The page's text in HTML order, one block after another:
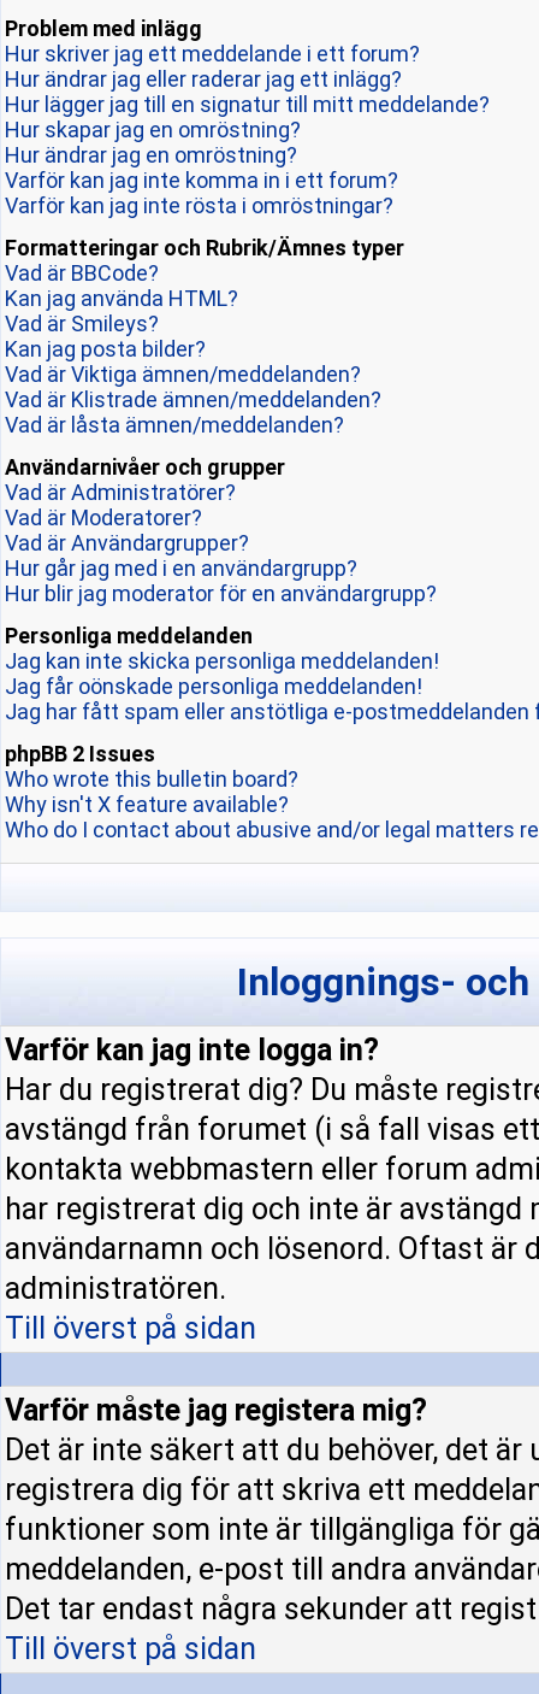
Problem med inlägg
Hur skriver jag ett meddelande i ett forum?
Hur ändrar jag eller raderar jag ett inlägg?
Hur lägger jag till en signatur till mitt meddelande?
Hur skapar jag en omröstning?
Hur ändrar jag en omröstning?
Varför kan jag inte komma in i ett forum?
Varför kan jag inte rösta i omröstningar?
Formatteringar och Rubrik/Ämnes typer
Vad är BBCode?
Kan jag använda HTML?
Vad är Smileys?
Kan jag posta bilder?
Vad är Viktiga ämnen/meddelanden?
Vad är Klistrade ämnen/meddelanden?
Vad är låsta ämnen/meddelanden?
Användarnivåer och grupper
Vad är Administratörer?
Vad är Moderatorer?
Vad är Användargrupper?
Hur går jag med i en användargrupp?
Hur blir jag moderator för en användargrupp?
Personliga meddelanden
Jag kan inte skicka personliga meddelanden!
Jag får oönskade personliga meddelanden!
Jag har fått spam eller anstötliga e-postmeddelanden
phpBB 2 Issues
Who wrote this bulletin board?
Why isn't X feature available?
Who do I contact about abusive and/or legal matters
Inloggnings-
Varför kan jag inte logga in?
Har du registrerat dig? Du måste
avstängd från forumet (i så fall visas
kontakta webbmastern eller forum
har registrerat dig och inte är
användarnamn och lösenord. Oftast
administratören.
Till överst på sidan
Varför måste jag registera mig?
Det är inte säkert att du behöver, det
registrera dig för att skriva ett
funktioner som inte är tillgängliga för
meddelanden, e-post till andra
Det tar endast några sekunder att
Till överst på sidan